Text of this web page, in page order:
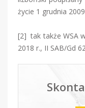
życie 1 grudnia 2009
[2] tak także WSA
2018 r., II SAB/Gd